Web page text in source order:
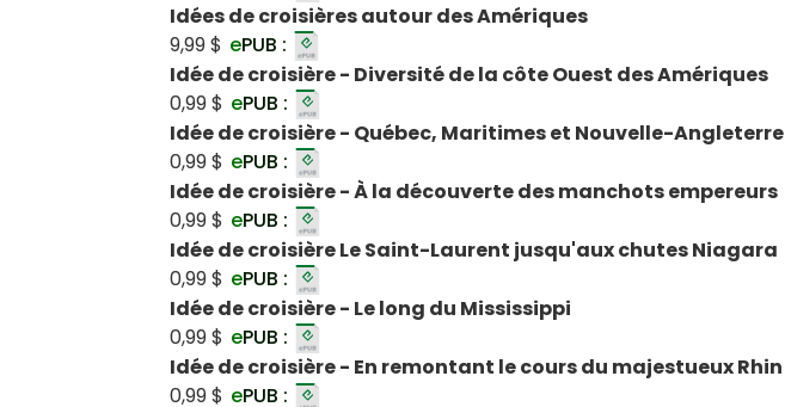
Idées de croisières autour des Amériques
9,99 $ ePUB :
Idée de croisière - Diversité de la côte Ouest des Amériques
0,99 $ ePUB :
Idée de croisière - Québec, Maritimes et Nouvelle-Angleterre
0,99 $ ePUB :
Idée de croisière - À la découverte des manchots empereurs
0,99 $ ePUB :
Idée de croisière Le Saint-Laurent jusqu'aux chutes Niagara
0,99 $ ePUB :
Idée de croisière - Le long du Mississippi
0,99 $ ePUB :
Idée de croisière - En remontant le cours du majestueux Rhin
0,99 $ ePUB :